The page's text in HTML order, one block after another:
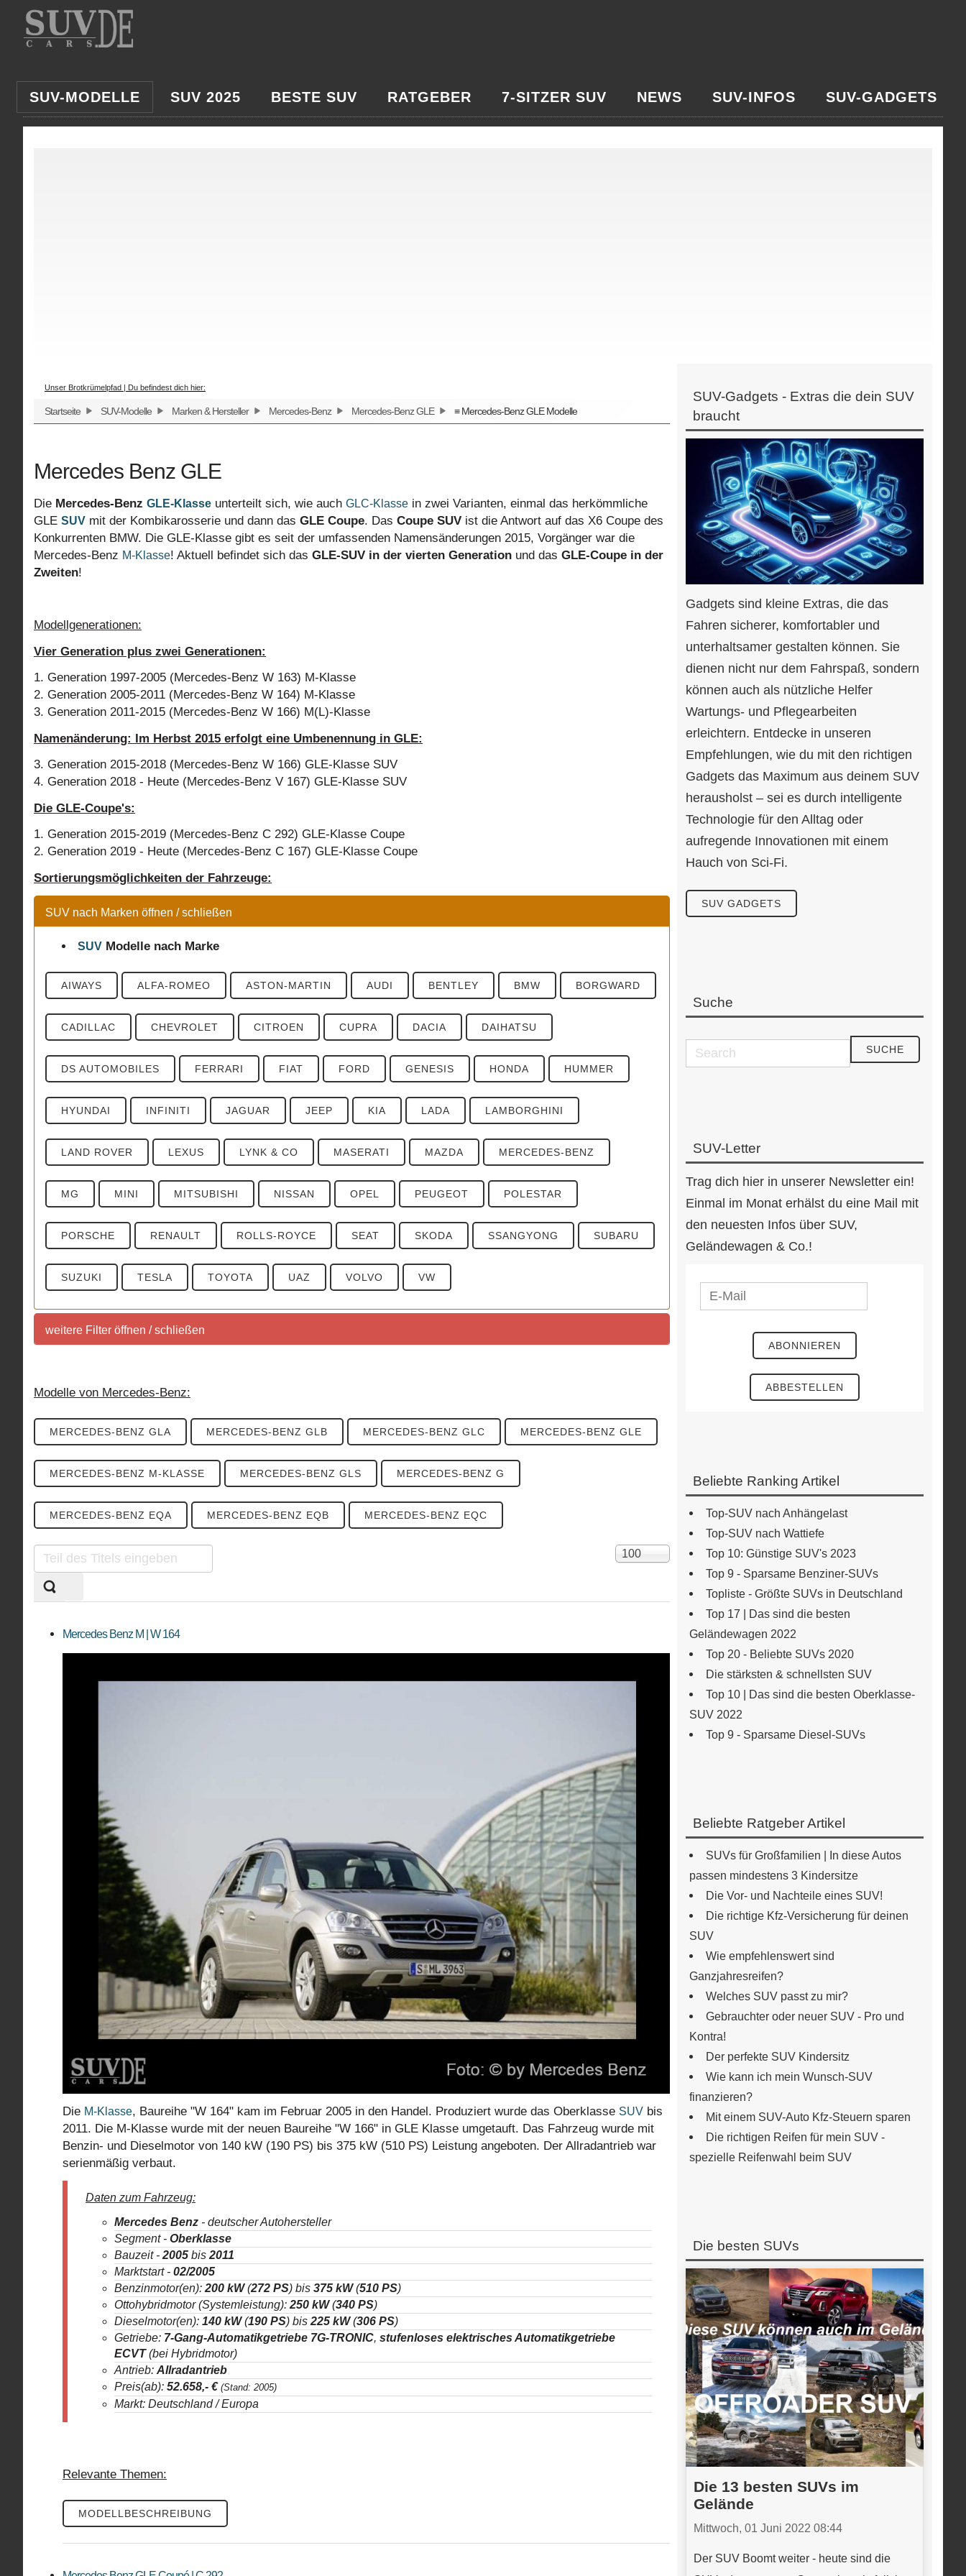
SUV-MODELLE SUV 2025 BESTE SUV RATGEBER 7-SITZER SUV NEWS SUV-INFOS SUV-GADGETS
Unser Brotkrümelpfad | Du befindest dich hier:
Startseite SUV-Modelle Marken & Hersteller Mercedes-Benz Mercedes-Benz GLE ≡ Mercedes-Benz GLE Modelle
Mercedes Benz GLE
Die Mercedes-Benz GLE-Klasse unterteilt sich, wie auch GLC-Klasse in zwei Varianten, einmal das herkömmliche
GLE SUV mit der Kombikarosserie und dann das GLE Coupe. Das Coupe SUV ist die Antwort auf das X6 Coupe des
Konkurrenten BMW. Die GLE-Klasse gibt es seit der umfassenden Namensänderungen 2015, Vorgänger war die
Mercedes-Benz M-Klasse! Aktuell befindet sich das GLE-SUV in der vierten Generation und das GLE-Coupe in der
Zweiten!
Modellgenerationen:
Vier Generation plus zwei Generationen:
1. Generation 1997-2005 (Mercedes-Benz W 163) M-Klasse
2. Generation 2005-2011 (Mercedes-Benz W 164) M-Klasse
3. Generation 2011-2015 (Mercedes-Benz W 166) M(L)-Klasse
Namenänderung: Im Herbst 2015 erfolgt eine Umbenennung in GLE:
3. Generation 2015-2018 (Mercedes-Benz W 166) GLE-Klasse SUV
4. Generation 2018 - Heute (Mercedes-Benz V 167) GLE-Klasse SUV
Die GLE-Coupe's:
1. Generation 2015-2019 (Mercedes-Benz C 292) GLE-Klasse Coupe
2. Generation 2019 - Heute (Mercedes-Benz C 167) GLE-Klasse Coupe
Sortierungsmöglichkeiten der Fahrzeuge:
SUV nach Marken öffnen / schließen
SUV Modelle nach Marke
AIWAYS ALFA-ROMEO ASTON-MARTIN AUDI BENTLEY BMW BORGWARD
CADILLAC CHEVROLET CITROEN CUPRA DACIA DAIHATSU
DS AUTOMOBILES FERRARI FIAT FORD GENESIS HONDA HUMMER
HYUNDAI INFINITI JAGUAR JEEP KIA LADA LAMBORGHINI
LAND ROVER LEXUS LYNK & CO MASERATI MAZDA MERCEDES-BENZ
MG MINI MITSUBISHI NISSAN OPEL PEUGEOT POLESTAR
PORSCHE RENAULT ROLLS-ROYCE SEAT SKODA SSANGYONG SUBARU
SUZUKI TESLA TOYOTA UAZ VOLVO VW
weitere Filter öffnen / schließen
Sortierung SUV Marktuebersicht
Sortierung aller aktuell im deutschem Handel angeboteten Fahrzeuge.
KLASSEN MOTORISIERUNG ANTRIEBSART PREISE
Sortierung SUV Datenbank
Die Sortierungsmöglichkeit umfasst alle SUV-Modelle und Generationen!
Modelle von Mercedes-Benz:
MERCEDES-BENZ GLA MERCEDES-BENZ GLB MERCEDES-BENZ GLC MERCEDES-BENZ GLE
MERCEDES-BENZ M-KLASSE MERCEDES-BENZ GLS MERCEDES-BENZ G
MERCEDES-BENZ EQA MERCEDES-BENZ EQB MERCEDES-BENZ EQC
Teil
des
Titels
eingeben
Anzeige
100
Mercedes Benz M | W 164
Die M-Klasse, Baureihe "W 164" kam im Februar 2005 in den Handel. Produziert wurde das Oberklasse SUV bis
2011. Die M-Klasse wurde mit der neuen Baureihe "W 166" in GLE Klasse umgetauft. Das Fahrzeug wurde mit
Benzin- und Dieselmotor von 140 kW (190 PS) bis 375 kW (510 PS) Leistung angeboten. Der Allradantrieb war
serienmäßig verbaut.
Daten zum Fahrzeug:
Mercedes Benz - deutscher Autohersteller
Segment - Oberklasse
Bauzeit - 2005 bis 2011
Marktstart - 02/2005
Benzinmotor(en): 200 kW(272 PS) bis 375 kW(510 PS)
Ottohybridmotor (Systemleistung): 250 kW(340 PS)
Dieselmotor(en): 140 kW(190 PS) bis 225 kW(306 PS)
Getriebe: 7-Gang-Automatikgetriebe 7G-TRONIC, stufenloses elektrisches Automatikgetriebe
ECVT(bei Hybridmotor)
Antrieb: Allradantrieb
Preis(ab): 52.658,- € (Stand: 2005)
Markt: Deutschland / Europa
Relevante Themen:
MODELLBESCHREIBUNG
SUV-Gadgets - Extras die dein SUV
braucht
Gadgets sind kleine Extras, die das
Fahren sicherer, komfortabler und
unterhaltsamer gestalten können. Sie
dienen nicht nur dem Fahrspaß, sondern
können auch als nützliche Helfer
Wartungs- und Pflegearbeiten
erleichtern. Entdecke in unseren
Empfehlungen, wie du mit den richtigen
Gadgets das Maximum aus deinem SUV
herausholst – sei es durch intelligente
Technologie für den Alltag oder
aufregende Innovationen mit einem
Hauch von Sci-Fi.
SUV GADGETS
Suche
SUV-Letter
Trag dich hier in unserer Newsletter ein!
Einmal im Monat erhälst du eine Mail mit
den neuesten Infos über SUV,
Geländewagen & Co.!
Beliebte Ranking Artikel
Top-SUV nach Anhängelast
Top-SUV nach Wattiefe
Top 10: Günstige SUV's 2023
Top 9 - Sparsame Benziner-SUVs
Topliste - Größte SUVs in Deutschland
Top 17 | Das sind die besten
Geländewagen 2022
Top 20 - Beliebte SUVs 2020
Die stärksten & schnellsten SUV
Top 10 | Das sind die besten Oberklasse-
SUV 2022
Top 9 - Sparsame Diesel-SUVs
Beliebte Ratgeber Artikel
SUVs für Großfamilien | In diese Autos
passen mindestens 3 Kindersitze
Die Vor- und Nachteile eines SUV!
Die richtige Kfz-Versicherung für deinen
SUV
Wie empfehlenswert sind
Ganzjahresreifen?
Welches SUV passt zu mir?
Gebrauchter oder neuer SUV - Pro und
Kontra!
Der perfekte SUV Kindersitz
Wie kann ich mein Wunsch-SUV
finanzieren?
Mit einem SUV-Auto Kfz-Steuern sparen
Die richtigen Reifen für mein SUV -
spezielle Reifenwahl beim SUV
Die besten SUVs
Die 13 besten SUVs im
Gelände
Mittwoch, 01 Juni 2022 08:44
Der SUV Boomt weiter - heute sind die